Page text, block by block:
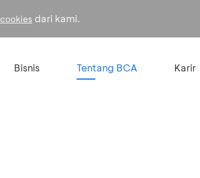
cookies dari kami.
Bisnis Tentang BCA Karir